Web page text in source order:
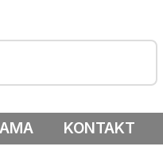
KONTAKT